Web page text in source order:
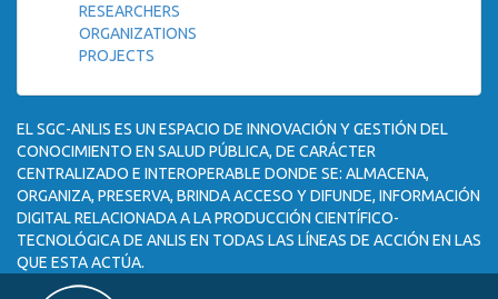
RESEARCHERS
ORGANIZATIONS
PROJECTS
EL SGC-ANLIS ES UN ESPACIO DE INNOVACIÓN Y GESTIÓN DEL
CONOCIMIENTO EN SALUD PÚBLICA, DE CARÁCTER
CENTRALIZADO E INTEROPERABLE DONDE SE: ALMACENA,
ORGANIZA, PRESERVA, BRINDA ACCESO Y DIFUNDE, INFORMACIÓN
DIGITAL RELACIONADA A LA PRODUCCIÓN CIENTÍFICO-
TECNOLÓGICA DE ANLIS EN TODAS LAS LÍNEAS DE ACCIÓN EN LAS
QUE ESTA ACTÚA.